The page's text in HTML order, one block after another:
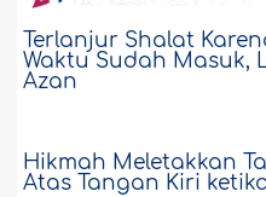
Terlanjur Shalat
Waktu Sudah Masuk,
Azan
Hikmah Meletakkan
Atas Tangan Kiri